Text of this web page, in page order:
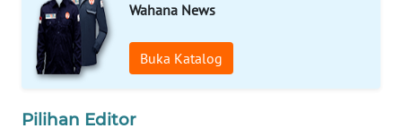
Wahana News
Buka Katalog
Pilihan Editor
WAHANANEWS
NET
WAHANA